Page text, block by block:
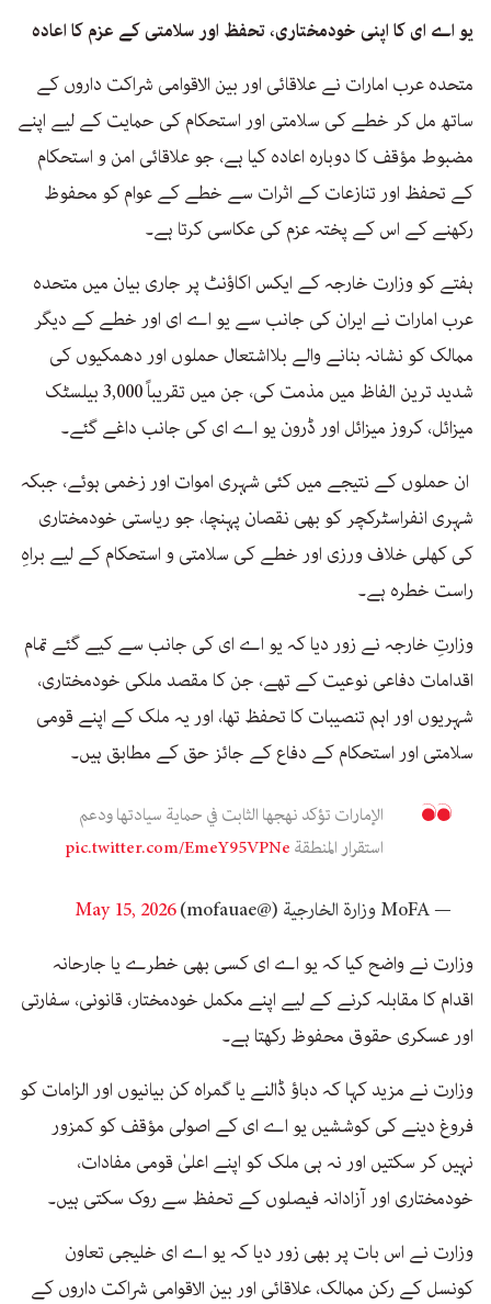
یو اے ای کا اپنی خودمختاری، تحفظ اور سلامتی کے عزم کا اعادہ
متحدہ عرب امارات نے علاقائی اور بین الاقوامی شراکت داروں کے
ساتھ مل کر خطے کی سلامتی اور استحکام کی حمایت کے لیے اپنے
مضبوط مؤقف کا دوبارہ اعادہ کیا ہے، جو علاقائی امن و استحکام
کے تحفظ اور تنازعات کے اثرات سے خطے کے عوام کو محفوظ
رکھنے کے اس کے پختہ عزم کی عکاسی کرتا ہے۔
ہفتے کو وزارت خارجہ کے ایکس اکاؤنٹ پر جاری بیان میں متحدہ
عرب امارات نے ایران کی جانب سے یو اے ای اور خطے کے دیگر
ممالک کو نشانہ بنانے والے بلااشتعال حملوں اور دھمکیوں کی
شدید ترین الفاظ میں مذمت کی، جن میں تقریباً 3,000 بیلسٹک
میزائل، کروز میزائل اور ڈرون یو اے ای کی جانب داغے گئے۔
ان حملوں کے نتیجے میں کئی شہری اموات اور زخمی ہوئے، جبکہ
شہری انفراسٹرکچر کو بھی نقصان پہنچا، جو ریاستی خودمختاری
کی کھلی خلاف ورزی اور خطے کی سلامتی و استحکام کے لیے براہِ
راست خطرہ ہے۔
وزارتِ خارجہ نے زور دیا کہ یو اے ای کی جانب سے کیے گئے تمام
اقدامات دفاعی نوعیت کے تھے، جن کا مقصد ملکی خودمختاری،
شہریوں اور اہم تنصیبات کا تحفظ تھا، اور یہ ملک کے اپنے قومی
سلامتی اور استحکام کے دفاع کے جائز حق کے مطابق ہیں۔
الإمارات تؤكد نهجها الثابت في حماية سيادتها ودعم
استقرار المنطقة pic.twitter.com/EmeY95VPNe
— MoFA وزارة الخارجية (@mofauae)
May 15, 2026
وزارت نے واضح کیا کہ یو اے ای کسی بھی خطرے یا جارحانہ
اقدام کا مقابلہ کرنے کے لیے اپنے مکمل خودمختار، قانونی، سفارتی
اور عسکری حقوق محفوظ رکھتا ہے۔
وزارت نے مزید کہا کہ دباؤ ڈالنے یا گمراہ کن بیانیوں اور الزامات کو
فروغ دینے کی کوششیں یو اے ای کے اصولی مؤقف کو کمزور
نہیں کر سکتیں اور نہ ہی ملک کو اپنے اعلیٰ قومی مفادات،
خودمختاری اور آزادانہ فیصلوں کے تحفظ سے روک سکتی ہیں۔
وزارت نے اس بات پر بھی زور دیا کہ یو اے ای خلیجی تعاون
کونسل کے رکن ممالک، علاقائی اور بین الاقوامی شراکت داروں کے